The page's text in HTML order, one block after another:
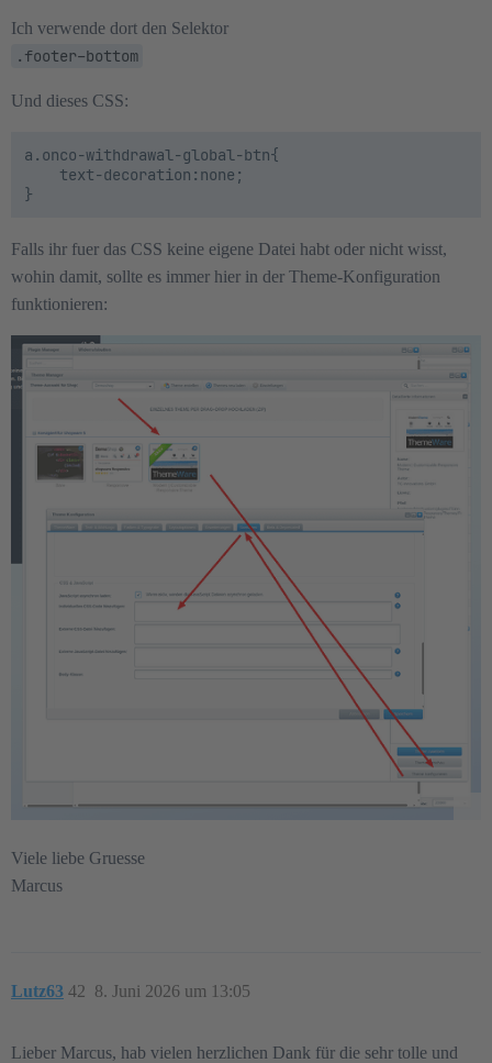
Ich verwende dort den Selektor
.footer–bottom
Und dieses CSS:
a.onco-withdrawal-global-btn{
    text-decoration:none;
Falls ihr fuer das CSS keine eigene Datei habt oder nicht wisst,
wohin damit, sollte es immer hier in der Theme-Konfiguration
funktionieren:
Viele liebe Gruesse
Marcus
Lutz63 8. Juni 2026 um 13:05
42
Lieber Marcus, hab vielen herzlichen Dank für die sehr tolle und